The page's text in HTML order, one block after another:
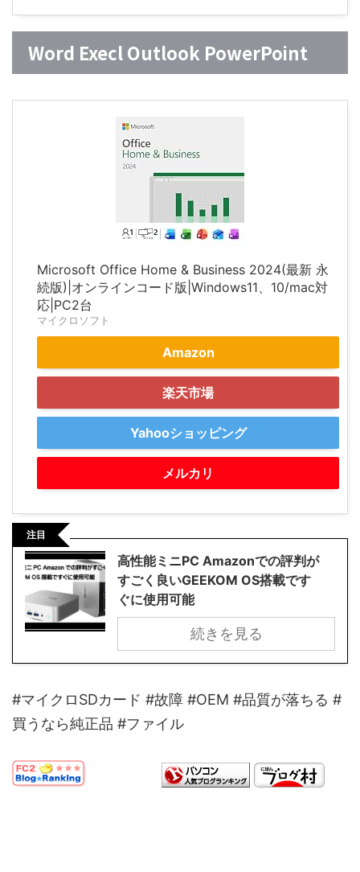
Word Execl Outlook PowerPoint
Microsoft Office Home & Business 2024(最新 永
続版)|オンラインコード版|Windows11、10/mac対
応|PC2台
マイクロソフト
Amazon
楽天市場
Yahooショッピング
メルカリ
注目
高性能ミニPC Amazonでの評判が
すごく良いGEEKOM OS搭載です
ぐに使用可能
続きを見る
#マイクロSDカード #故障 #OEM #品質が落ちる #
買うなら純正品 #ファイル